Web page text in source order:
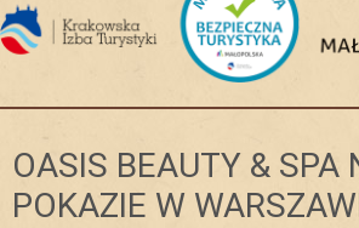
OASIS BEAUTY & SPA
POKAZIE W